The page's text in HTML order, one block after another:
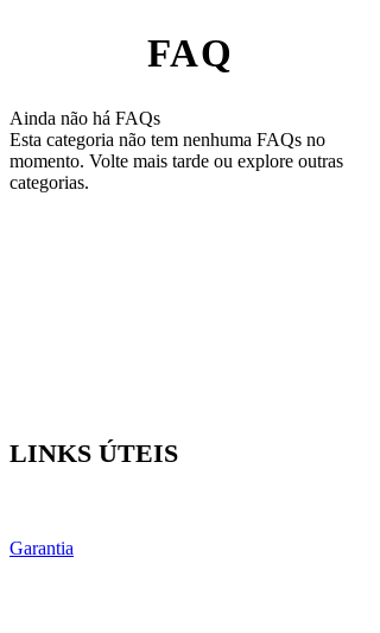
FAQ
Ainda não há FAQs
Esta categoria não tem nenhuma FAQs no
momento. Volte mais tarde ou explore outras
categorias.
LINKS ÚTEIS
Garantia